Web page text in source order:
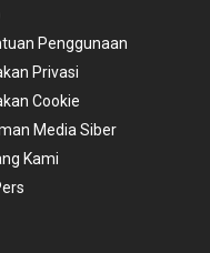
Penggunaan
Privasi
Cookie
Media Siber
Kami